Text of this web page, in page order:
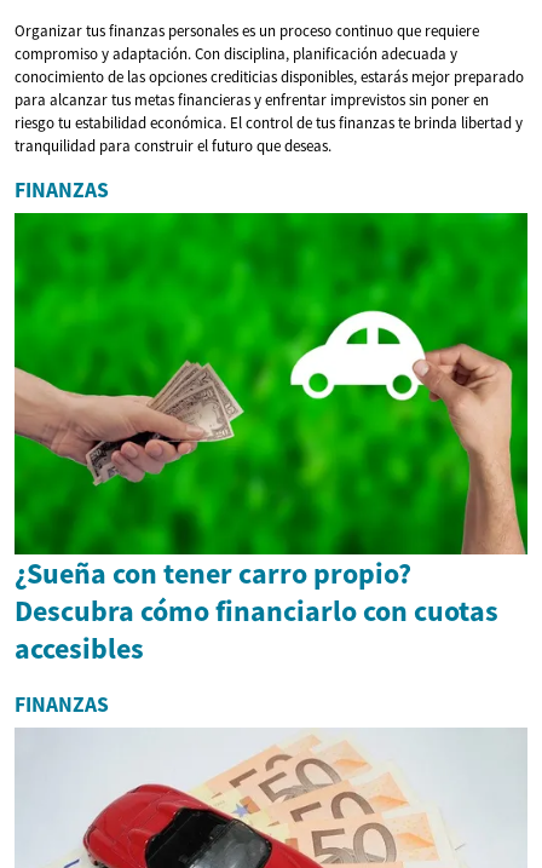
Organizar tus finanzas personales es un proceso continuo que requiere
compromiso y adaptación. Con disciplina, planificación adecuada y
conocimiento de las opciones crediticias disponibles, estarás mejor preparado
para alcanzar tus metas financieras y enfrentar imprevistos sin poner en
riesgo tu estabilidad económica. El control de tus finanzas te brinda libertad y
tranquilidad para construir el futuro que deseas.
FINANZAS
¿Sueña con tener carro propio?
Descubra cómo financiarlo con cuotas
accesibles
FINANZAS